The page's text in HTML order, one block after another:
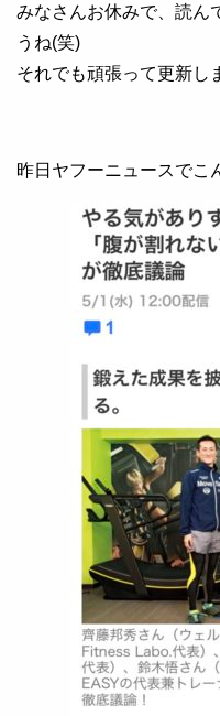
みなさんお休みで、読ん
うね(笑)
それでも頑張って更新し
昨日ヤフーニュースでこ